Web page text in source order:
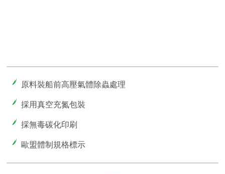
原料裝船前高壓氣體除蟲處理
採用真空充氮包裝
採無毒碳化印刷
歐盟體制規格標示